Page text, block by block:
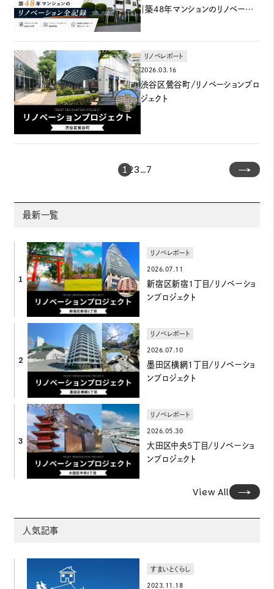
｜築48年マンションのリノベーショ
ン全記録
リノベレポート
2026.03.16
渋谷区鶯谷町/リノベーションプロ
ジェクト
123…7
最新一覧
1
リノベレポート
2026.07.11
新宿区新宿1丁目/リノベーショ
ンプロジェクト
2
リノベレポート
2026.07.10
墨田区横網1丁目/リノベーショ
ンプロジェクト
3
リノベレポート
2026.05.30
大田区中央5丁目/リノベーショ
ンプロジェクト
View All
人気記事
すまいとくらし
2023.11.18